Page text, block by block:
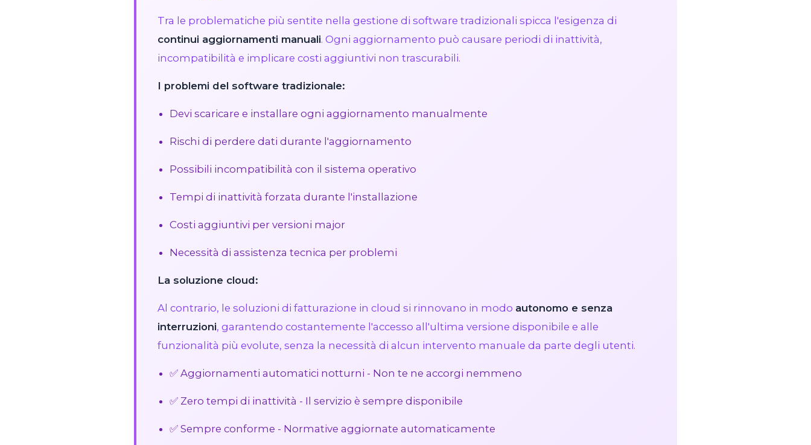
Tra le problematiche più sentite nella gestione di software tradizionali spicca l'esigenza di
continui aggiornamenti manuali. Ogni aggiornamento può causare periodi di inattività,
incompatibilità e implicare costi aggiuntivi non trascurabili.
I problemi del software tradizionale:
Devi scaricare e installare ogni aggiornamento manualmente
Rischi di perdere dati durante l'aggiornamento
Possibili incompatibilità con il sistema operativo
Tempi di inattività forzata durante l'installazione
Costi aggiuntivi per versioni major
Necessità di assistenza tecnica per problemi
La soluzione cloud:
Al contrario, le soluzioni di fatturazione in cloud si rinnovano in modo autonomo e senza
interruzioni, garantendo costantemente l'accesso all'ultima versione disponibile e alle
funzionalità più evolute, senza la necessità di alcun intervento manuale da parte degli utenti.
✅ Aggiornamenti automatici notturni - Non te ne accorgi nemmeno
✅ Zero tempi di inattività - Il servizio è sempre disponibile
✅ Sempre conforme - Normative aggiornate automaticamente